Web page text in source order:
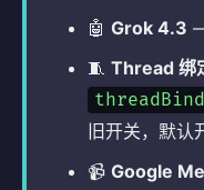
🤖 Grok 4.3
🧵 Thread 绑
旧开关，默认
📹 Google